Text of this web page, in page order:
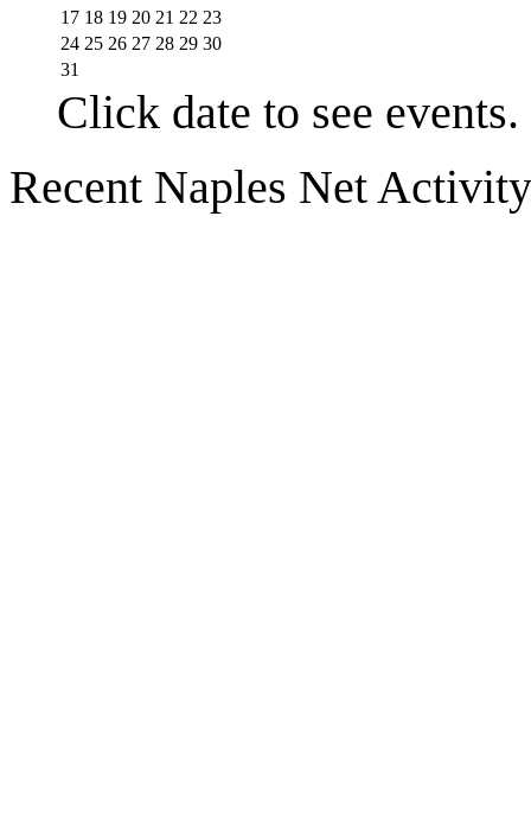
17 18 19 20 21 22 23
24 25 26 27 28 29 30
31
Click date to see events.
Recent Naples Net Activity